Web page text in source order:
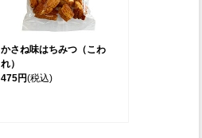
かさね味はちみつ（こわ
れ）
475円(税込)